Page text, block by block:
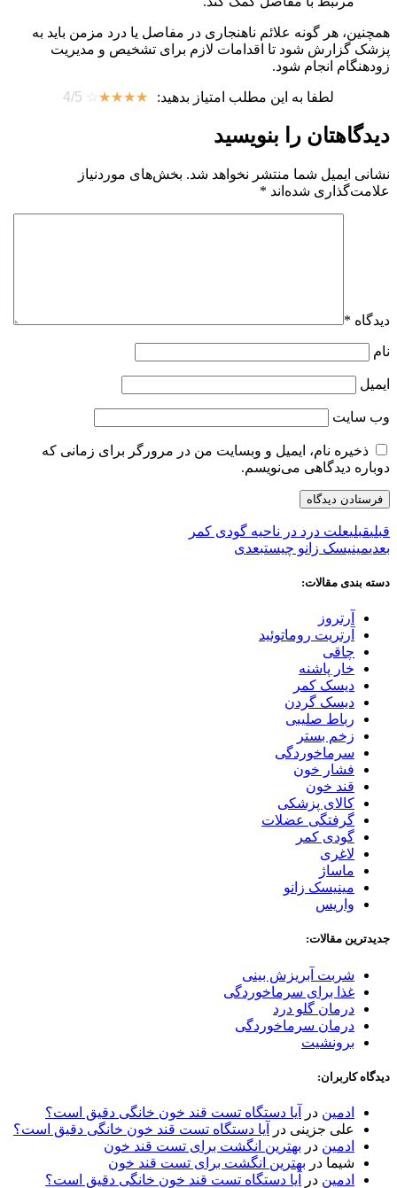
همچنین، هر گونه علائم ناهنجاری در مفاصل یا درد مزمن باید به
پزشک گزارش شود تا اقدامات لازم برای تشخیص و مدیریت
زودهنگام انجام شود.
لطفا به این مطلب امتیاز بدهید: ☆
☆
☆
☆
☆
4/5
دیدگاهتان را بنویسید
نشانی ایمیل شما منتشر نخواهد شد. بخش‌های موردنیاز
علامت‌گذاری شده‌اند *
دیدگاه *
نام
ایمیل
وب‌ سایت
ذخیره نام، ایمیل و وبسایت من در مرورگر برای زمانی که
دوباره دیدگاهی می‌نویسم.
قبلیقبلیعلت درد در ناحیه گودی کمر
بعدیمینیسک زانو چیستبعدی
دسته بندی مقالات:
آرتروز
آرتریت روماتوئید
چاقی
خار پاشنه
دیسک کمر
دیسک گردن
رباط صلیبی
زخم بستر
سرماخوردگی
فشار خون
قند خون
کالای پزشکی
گرفتگی عضلات
گودی کمر
لاغری
ماساژ
مینیسک زانو
واریس
جدیدترین مقالات:
شربت آبریزش بینی
غذا برای سرماخوردگی
درمان گلو درد
درمان سرماخوردگی
برونشیت
دیدگاه کاربران:
ادمین در
آیا دستگاه تست قند خون خانگی دقیق است؟
علی جزینی در
آیا دستگاه تست قند خون خانگی دقیق است؟
ادمین در بهترین انگشت برای تست قند خون
شیما در بهترین انگشت برای تست قند خون
ادمین در آیا دستگاه تست قند خون خانگی دقیق است؟